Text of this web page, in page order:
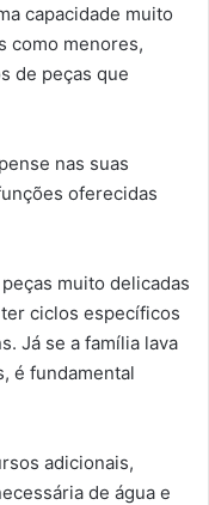
capacidade muito
como menores,
de peças que
nas suas
oferecidas
muito delicadas
ciclos específicos
Já se a família lava
é fundamental
adicionais,
de água e